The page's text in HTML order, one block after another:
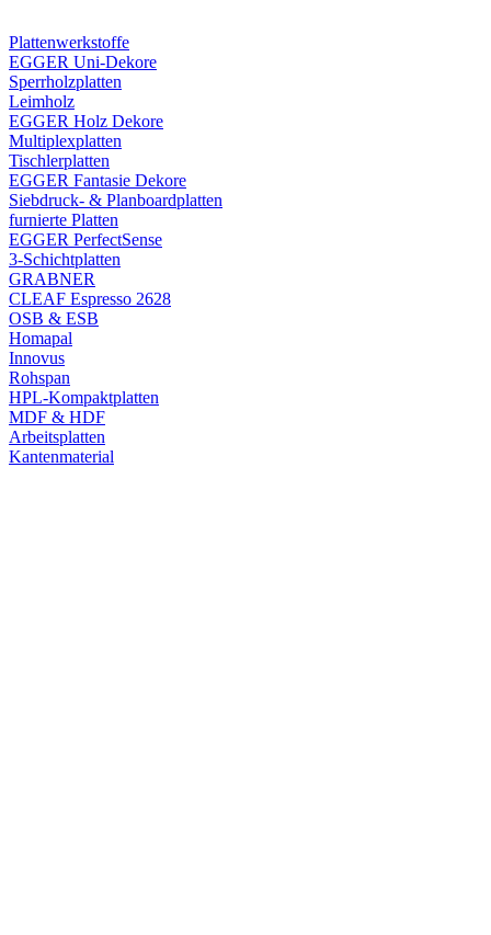
Plattenwerkstoffe
EGGER Uni-Dekore
Sperrholzplatten
Leimholz
EGGER Holz Dekore
Multiplexplatten
Tischlerplatten
EGGER Fantasie Dekore
Siebdruck- & Planboardplatten
furnierte Platten
EGGER PerfectSense
3-Schichtplatten
GRABNER
CLEAF Espresso 2628
OSB & ESB
Homapal
Innovus
Rohspan
HPL-Kompaktplatten
MDF & HDF
Arbeitsplatten
Kantenmaterial